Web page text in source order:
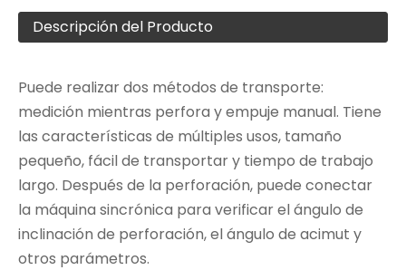
Descripción del Producto
Puede realizar dos métodos de transporte:
medición mientras perfora y empuje manual. Tiene
las características de múltiples usos, tamaño
pequeño, fácil de transportar y tiempo de trabajo
largo. Después de la perforación, puede conectar
la máquina sincrónica para verificar el ángulo de
inclinación de perforación, el ángulo de acimut y
otros parámetros.